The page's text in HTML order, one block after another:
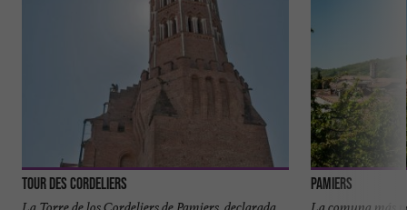
Tour des Cordeliers Pamiers